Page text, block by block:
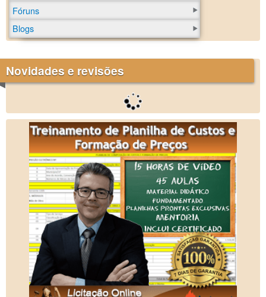
Fóruns
Blogs
Novidades e revisões